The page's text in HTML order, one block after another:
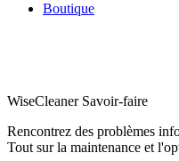
Boutique
WiseCleaner Savoir-faire
Rencontrez des problèmes
Tout sur la maintenance et